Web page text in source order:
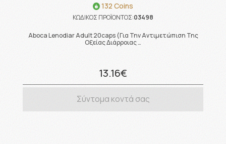
132 Coins
ΚΩΔΙΚΟΣ ΠΡΟΪΟΝΤΟΣ:03498
Aboca Lenodiar Adult 20caps (Για Την Αντιμετώπιση Της
Οξείας Διάρροιας …
13.16€
Σύντομα κοντά σας